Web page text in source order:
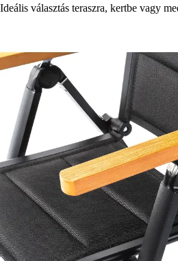
Ideális választás teraszra, kertbe vagy